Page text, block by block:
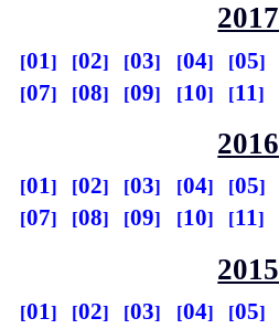
2017
01 02 03 04 05
07
08 09 10 11
2016
01 02 03 04 05
07
08 09 10 11
2015
01 02 03 04 05